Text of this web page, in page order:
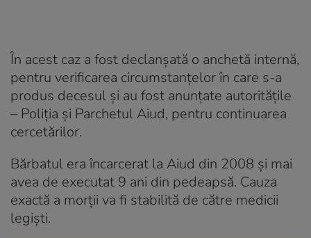
În acest caz a fost declanşată o anchetă internă,
pentru verificarea circumstanţelor în care s-a
produs decesul şi au fost anunţate autorităţile
– Poliţia şi Parchetul Aiud, pentru continuarea
cercetărilor.
Bărbatul era încarcerat la Aiud din 2008 şi mai
avea de executat 9 ani din pedeapsă. Cauza
exactă a morţii va fi stabilită de către medicii
legişti.